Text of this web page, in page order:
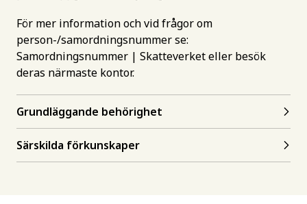
För mer information och vid frågor om
person-/samordningsnummer se:
Samordningsnummer | Skatteverketeller besök
deras närmaste kontor.
Grundläggande behörighet
Särskilda förkunskaper